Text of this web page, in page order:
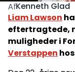
AfKenneth Glad
Liam Lawson
eftertragtede,
muligheder i
Verstappen hos